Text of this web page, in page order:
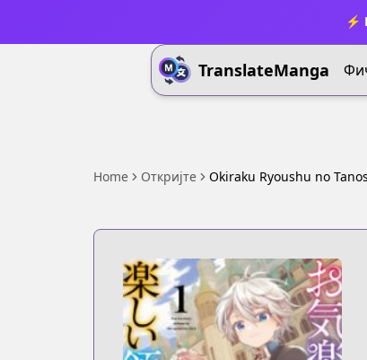
⚡
TranslateManga
Home Откријте Okiraku Ryoushu no